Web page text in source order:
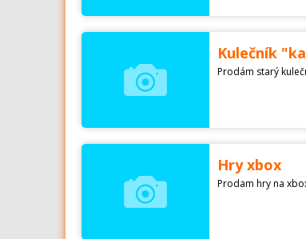
Kulečník
Prodám starý
Hry xbox
Prodam hry na